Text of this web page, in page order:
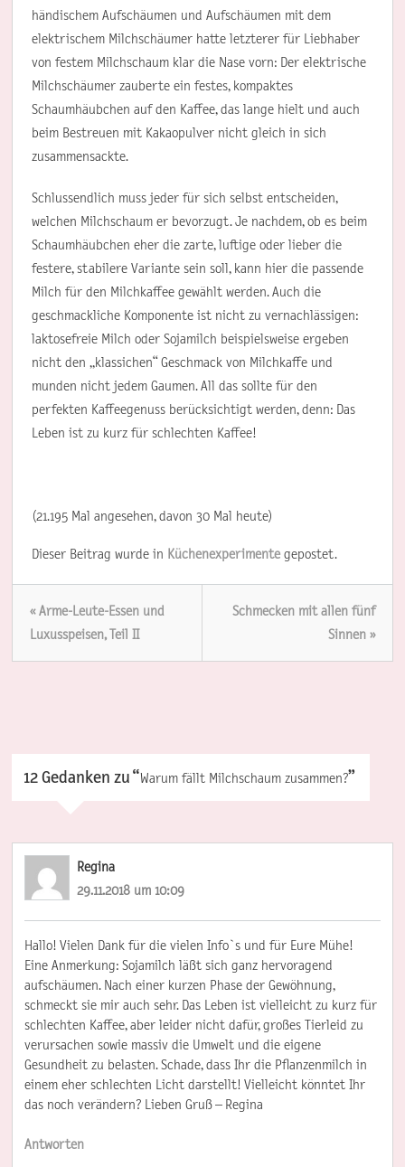
händischem Aufschäumen und Aufschäumen mit dem
elektrischem Milchschäumer hatte letzterer für Liebhaber
von festem Milchschaum klar die Nase vorn: Der elektrische
Milchschäumer zauberte ein festes, kompaktes
Schaumhäubchen auf den Kaffee, das lange hielt und auch
beim Bestreuen mit Kakaopulver nicht gleich in sich
zusammensackte.
Schlussendlich muss jeder für sich selbst entscheiden,
welchen Milchschaum er bevorzugt. Je nachdem, ob es beim
Schaumhäubchen eher die zarte, luftige oder lieber die
festere, stabilere Variante sein soll, kann hier die passende
Milch für den Milchkaffee gewählt werden. Auch die
geschmackliche Komponente ist nicht zu vernachlässigen:
laktosefreie Milch oder Sojamilch beispielsweise ergeben
nicht den „klassichen“ Geschmack von Milchkaffe und
munden nicht jedem Gaumen. All das sollte für den
perfekten Kaffeegenuss berücksichtigt werden, denn: Das
Leben ist zu kurz für schlechten Kaffee!
(21.195 Mal angesehen, davon 30 Mal heute)
Dieser Beitrag wurde in Küchenexperimente gepostet.
« Arme-Leute-Essen und
Luxusspeisen, Teil II
Schmecken mit allen fünf
Sinnen »
12 Gedanken zu “Warum fällt Milchschaum zusammen?”
Regina
29.11.2018 um 10:09
Hallo! Vielen Dank für die vielen Info`s und für Eure Mühe!
Eine Anmerkung: Sojamilch läßt sich ganz hervoragend
aufschäumen. Nach einer kurzen Phase der Gewöhnung,
schmeckt sie mir auch sehr. Das Leben ist vielleicht zu kurz für
schlechten Kaffee, aber leider nicht dafür, großes Tierleid zu
verursachen sowie massiv die Umwelt und die eigene
Gesundheit zu belasten. Schade, dass Ihr die Pflanzenmilch in
einem eher schlechten Licht darstellt! Vielleicht könntet Ihr
das noch verändern? Lieben Gruß – Regina
Antworten